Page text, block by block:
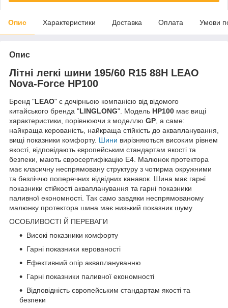
Опис Характеристики Доставка Оплата Умови
Опис
Літні легкі шини 195/60 R15 88H LEAO
Nova-Force HP100
Бренд "LEAO" є дочірньою компанією від відомого
китайського бренда "LINGLONG". Модель HP100 має вищі
характеристики, порівнюючи з моделлю GP, а саме:
найкраща керованість, найкраща стійкість до аквапланування,
вищі показники комфорту. Шини вирізняються високим рівнем
якості, відповідають європейським стандартам якості та
безпеки, мають євросертифікацію E4. Малюнок протектора
має класичну неспрямовану структуру з чотирма окружними
та безліччю поперечних відвідних канавок. Шина має гарні
показники стійкості аквапланування та гарні показники
паливної економності. Так само завдяки неспрямованому
малюнку протектора шина має низький показник шуму.
ОСОБЛИВОСТІ Й ПЕРЕВАГИ
Високі показники комфорту
Гарні показники керованості
Ефективний опір акваплануванню
Гарні показники паливної економності
Відповідність європейським стандартам якості та
безпеки